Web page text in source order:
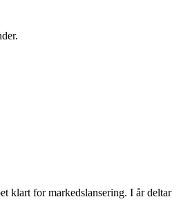
klart for markedslansering. I år deltar